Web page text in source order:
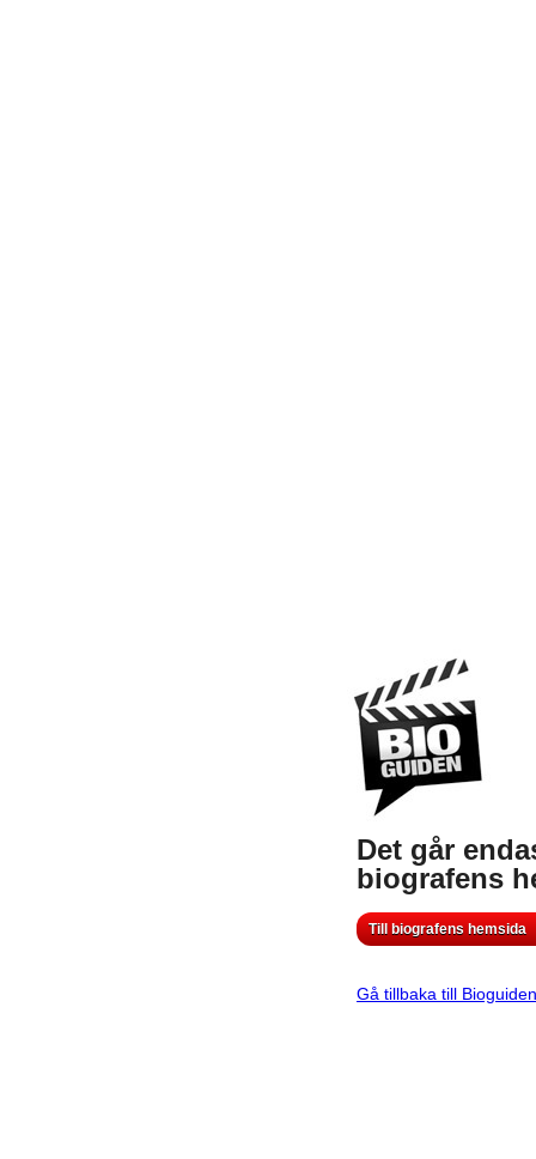
Det går
biografens
Till biografens hemsida
Gå tillbaka till Bioguiden